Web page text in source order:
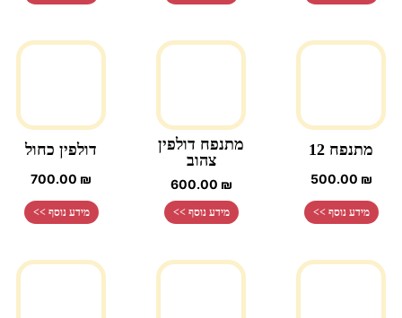
מתנפח 12
500.00 ₪
מידע נוסף >>
מתנפח דולפין
צהוב
600.00 ₪
מידע נוסף >>
דולפין כחול
700.00 ₪
מידע נוסף >>